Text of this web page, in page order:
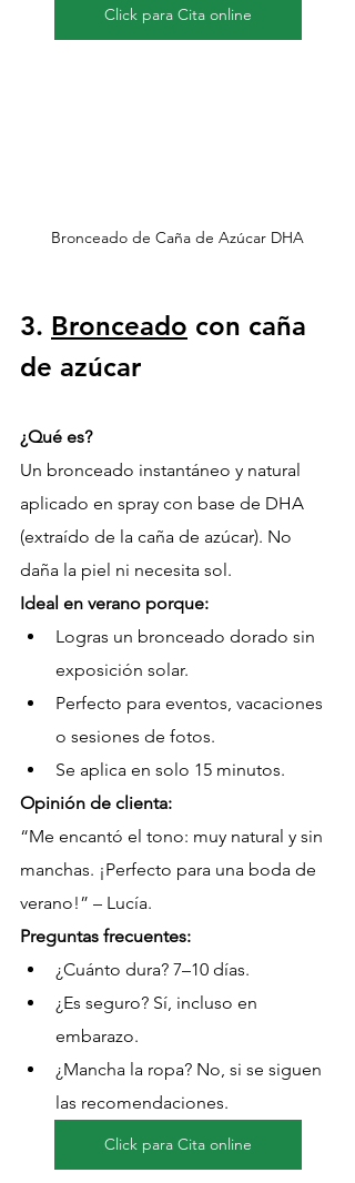
Click para Cita online
Bronceado de Caña de Azúcar DHA
3. Bronceado con caña
de azúcar
¿Qué es?
Un bronceado instantáneo y natural
aplicado en spray con base de DHA
(extraído de la caña de azúcar). No
daña la piel ni necesita sol.
Ideal en verano porque:
Logras un bronceado dorado sin
exposición solar.
Perfecto para eventos, vacaciones
o sesiones de fotos.
Se aplica en solo 15 minutos.
Opinión de clienta:
“Me encantó el tono: muy natural y sin
manchas. ¡Perfecto para una boda de
verano!” – Lucía.
Preguntas frecuentes:
¿Cuánto dura? 7–10 días.
¿Es seguro? Sí, incluso en
embarazo.
¿Mancha la ropa? No, si se siguen
las recomendaciones.
Click para Cita online